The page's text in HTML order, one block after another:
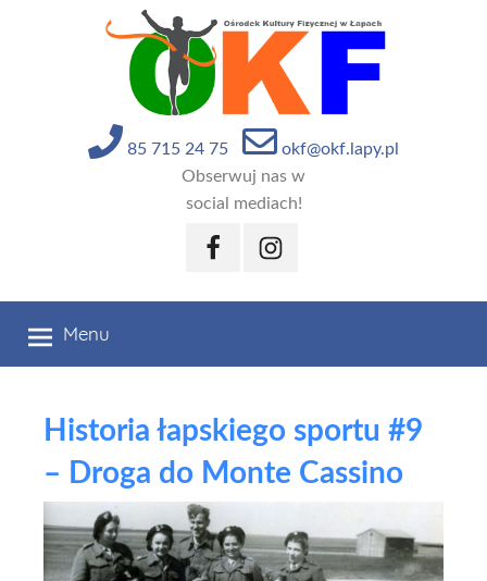
85 715 24 75
okf@okf.lapy.pl
Obserwuj nas w
social mediach!
FacebookInstagram
Menu
Historia łapskiego sportu #9
– Droga do Monte Cassino